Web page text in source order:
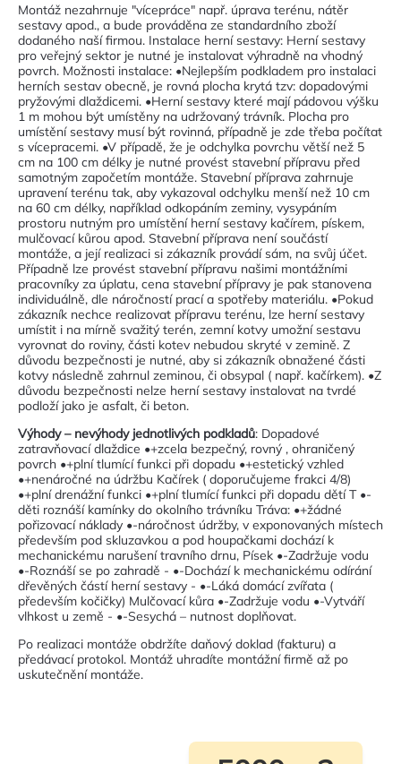
Montáž nezahrnuje "vícepráce" např. úprava terénu, nátěr
sestavy apod., a bude prováděna ze standardního zboží
dodaného naší firmou. Instalace herní sestavy: Herní sestavy
pro veřejný sektor je nutné je instalovat výhradně na vhodný
povrch. Možnosti instalace: •Nejlepším podkladem pro instalaci
herních sestav obecně, je rovná plocha krytá tzv: dopadovými
pryžovými dlaždicemi. •Herní sestavy které mají pádovou výšku
1 m mohou být umístěny na udržovaný trávník. Plocha pro
umístění sestavy musí být rovinná, případně je zde třeba počítat
s vícepracemi. •V případě, že je odchylka povrchu větší než 5
cm na 100 cm délky je nutné provést stavební přípravu před
samotným započetím montáže. Stavební příprava zahrnuje
upravení terénu tak, aby vykazoval odchylku menší než 10 cm
na 60 cm délky, například odkopáním zeminy, vysypáním
prostoru nutným pro umístění herní sestavy kačírem, pískem,
mulčovací kůrou apod. Stavební příprava není součástí
montáže, a její realizaci si zákazník provádí sám, na svůj účet.
Případně lze provést stavební přípravu našimi montážními
pracovníky za úplatu, cena stavební přípravy je pak stanovena
individuálně, dle náročností prací a spotřeby materiálu. •Pokud
zákazník nechce realizovat přípravu terénu, lze herní sestavy
umístit i na mírně svažitý terén, zemní kotvy umožní sestavu
vyrovnat do roviny, části kotev nebudou skryté v zemině. Z
důvodu bezpečnosti je nutné, aby si zákazník obnažené části
kotvy následně zahrnul zeminou, či obsypal ( např. kačírkem). •Z
důvodu bezpečnosti nelze herní sestavy instalovat na tvrdé
podloží jako je asfalt, či beton.
Výhody – nevýhody jednotlivých podkladů: Dopadové
zatravňovací dlaždice •+zcela bezpečný, rovný , ohraničený
povrch •+plní tlumící funkci při dopadu •+estetický vzhled
•+nenáročné na údržbu Kačírek ( doporučujeme frakci 4/8)
•+plní drenážní funkci •+plní tlumící funkci při dopadu dětí T •-
děti roznáší kamínky do okolního trávníku Tráva: •+žádné
pořizovací náklady •-náročnost údržby, v exponovaných místech
především pod skluzavkou a pod houpačkami dochází k
mechanickému narušení travního drnu, Písek •-Zadržuje vodu
•-Roznáší se po zahradě - •-Dochází k mechanickému odírání
dřevěných částí herní sestavy - •-Láká domácí zvířata (
především kočičky) Mulčovací kůra •-Zadržuje vodu •-Vytváří
vlhkost u země - •-Sesychá – nutnost doplňovat.
Po realizaci montáže obdržíte daňový doklad (fakturu) a
předávací protokol. Montáž uhradíte montážní firmě až po
uskutečnění montáže.